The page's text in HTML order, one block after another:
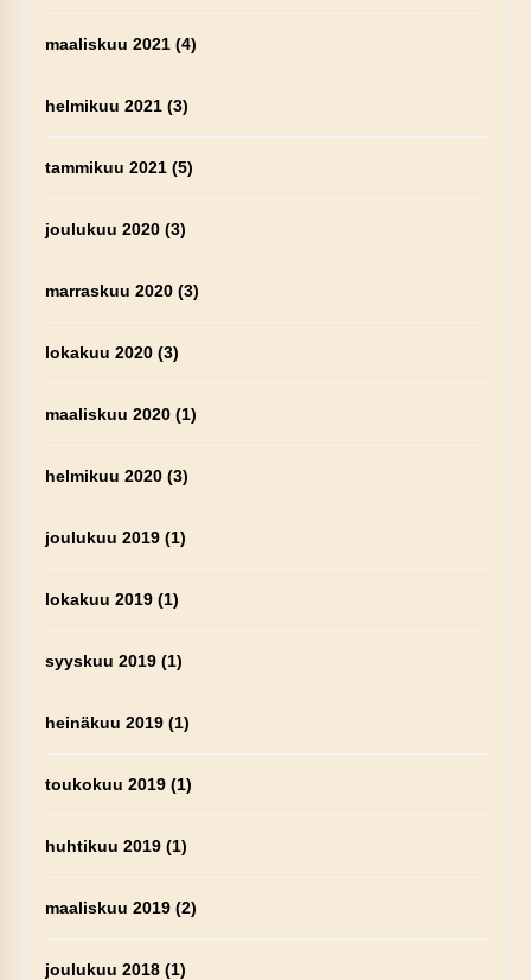
maaliskuu 2021(4)
helmikuu 2021(3)
tammikuu 2021(5)
joulukuu 2020(3)
marraskuu 2020(3)
lokakuu 2020(3)
maaliskuu 2020(1)
helmikuu 2020(3)
joulukuu 2019(1)
lokakuu 2019(1)
syyskuu 2019(1)
heinäkuu 2019(1)
toukokuu 2019(1)
huhtikuu 2019(1)
maaliskuu 2019(2)
joulukuu 2018(1)